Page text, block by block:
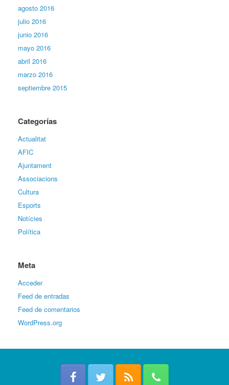
agosto 2016
julio 2016
junio 2016
mayo 2016
abril 2016
marzo 2016
septiembre 2015
Categorías
Actualitat
AFIC
Ajuntament
Associacions
Cultura
Esports
Notícies
Política
Meta
Acceder
Feed de entradas
Feed de comentarios
WordPress.org